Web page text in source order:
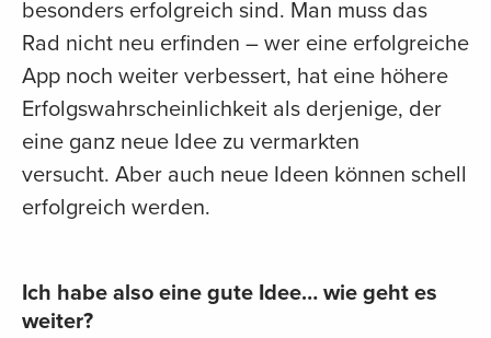
besonders erfolgreich sind. Man muss das
Rad nicht neu erfinden – wer eine erfolgreiche
App noch weiter verbessert, hat eine höhere
Erfolgswahrscheinlichkeit als derjenige, der
eine ganz neue Idee zu vermarkten
versucht. Aber auch neue Ideen können schell
erfolgreich werden.
Ich habe also eine gute Idee… wie geht es
weiter?